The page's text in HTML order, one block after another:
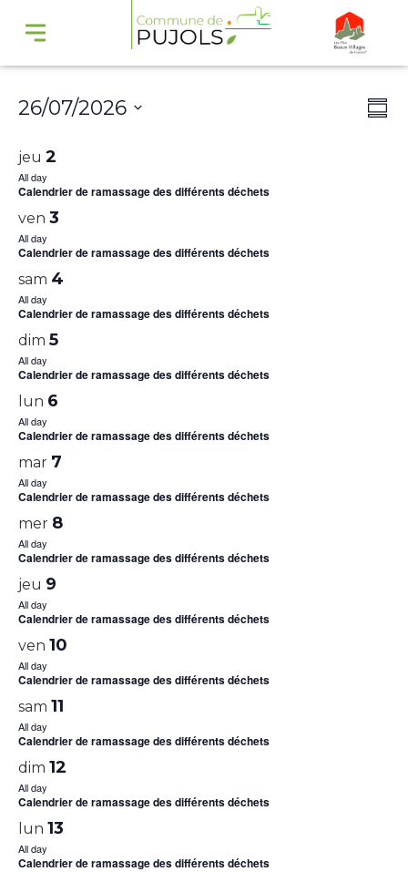
26/07/2026
date.
jeu 2
All day
Calendrier de ramassage des différents déchets
ven 3
All day
Calendrier de ramassage des différents déchets
sam 4
All day
Calendrier de ramassage des différents déchets
dim 5
All day
Calendrier de ramassage des différents déchets
lun 6
All day
Calendrier de ramassage des différents déchets
mar 7
All day
Calendrier de ramassage des différents déchets
mer 8
All day
Calendrier de ramassage des différents déchets
jeu 9
All day
Calendrier de ramassage des différents déchets
ven 10
All day
Calendrier de ramassage des différents déchets
sam 11
All day
Calendrier de ramassage des différents déchets
dim 12
All day
Calendrier de ramassage des différents déchets
lun 13
All day
Calendrier de ramassage des différents déchets